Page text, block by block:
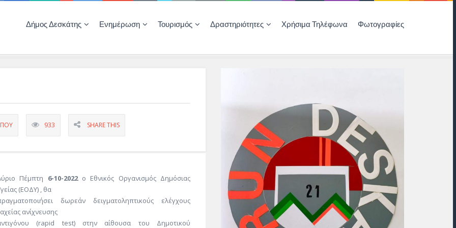
Δήμος Δεσκάτης Ενημέρωση Τουρισμός Δραστηριότητες Χρήσιμα Τηλέφωνα Φωτογραφίες
933 SHARE THIS
Πέμπτη 6-10-2022ο Εθνικός Οργανισμός Δημόσιας
(ΕΟΔΥ) , θα
δωρεάν δειγματοληπτικούς ελέγχους
ανίχνευσης
(rapid test) στην αίθουσα του Δημοτικού